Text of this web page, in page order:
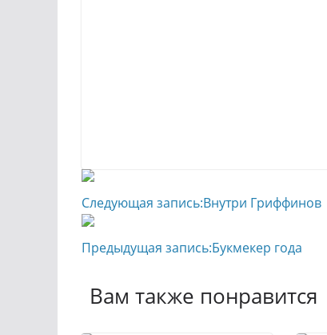
Следующая запись:Внутри Гриффинов
Предыдущая запись:Букмекер года
Вам также понравится